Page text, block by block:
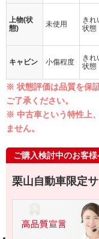
上物(状
態)
未使用
きれ
状態
キャビン 小傷程度
きれ
状態
※ 状態評価は品質を保
ご了承ください。
※ 中古車という特性上
ません。
ご購入検討中のお客様
栗山自動車限定